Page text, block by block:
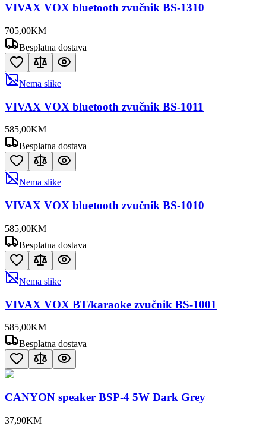
VIVAX VOX bluetooth zvučnik BS-1310
705,00KM
Besplatna dostava
Nema slike
VIVAX VOX bluetooth zvučnik BS-1011
585,00KM
Besplatna dostava
Nema slike
VIVAX VOX bluetooth zvučnik BS-1010
585,00KM
Besplatna dostava
Nema slike
VIVAX VOX BT/karaoke zvučnik BS-1001
585,00KM
Besplatna dostava
CANYON speaker BSP-4 5W Dark Grey
37,90KM